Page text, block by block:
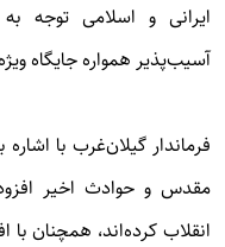
ایرانی و اسلامی توجه به
آسیب‌پذیر همواره جایگاه
فرماندار گیلان‌غرب با
مقدس و حوادث اخیر
انقلاب کرده‌اند، همچنان